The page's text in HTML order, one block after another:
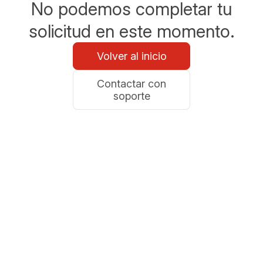
No podemos completar tu
solicitud en este momento.
Volver al inicio
Contactar con
soporte